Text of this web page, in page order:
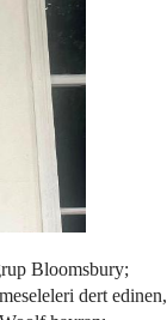
Bloomsbury;
dert edinen,